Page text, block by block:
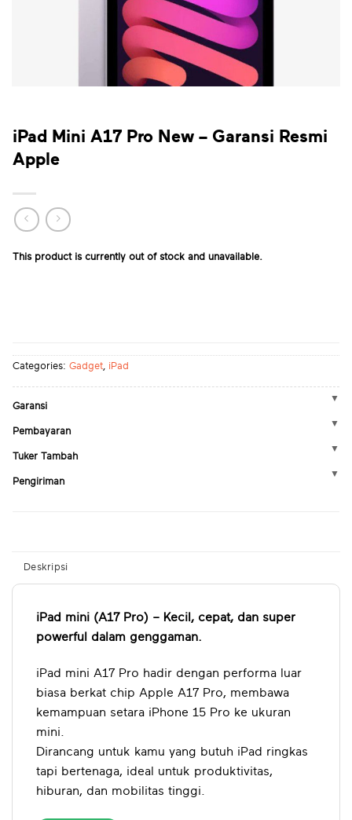
iPad Mini A17 Pro New – Garansi Resmi
Apple
This product is currently out of stock and unavailable.
Categories: Gadget, iPad
Garansi
Pembayaran
Tuker Tambah
Pengiriman
Deskripsi
iPad mini (A17 Pro) – Kecil, cepat, dan super
powerful dalam genggaman.
iPad mini A17 Pro hadir dengan performa luar
biasa berkat chip Apple A17 Pro, membawa
kemampuan setara iPhone 15 Pro ke ukuran
mini.
Dirancang untuk kamu yang butuh iPad ringkas
tapi bertenaga, ideal untuk produktivitas,
hiburan, dan mobilitas tinggi.